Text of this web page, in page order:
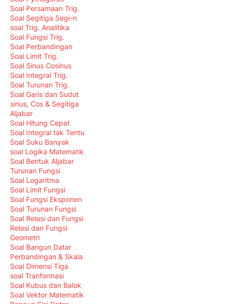
Soal Persamaan Trig.
Soal Segitiga Segi-n
soal Trig. Analitika
Soal Fungsi Trig.
Soal Perbandingan
Soal Limit Trig.
Soal Sinus Cosinus
Soal Integral Trig.
Soal Turunan Trig.
Soal Garis dan Sudut
sinus, Cos & Segitiga
Aljabar
Soal Hitung Cepat
Soal Integral tak Tentu
Soal Suku Banyak
soal Logika Matematik
Soal Bentuk Aljabar
Turunan Fungsi
Soal Logaritma
Soal Limit Fungsi
Soal Fungsi Eksponen
Soal Turunan Fungsi
Soal Relasi dan Fungsi
Relasi dan Fungsi
Geometri
Soal Bangun Datar
Perbandingan & Skala
Soal Dimensi Tiga
soal Tranformasi
Soal Kubus dan Balok
Soal Vektor Matematik